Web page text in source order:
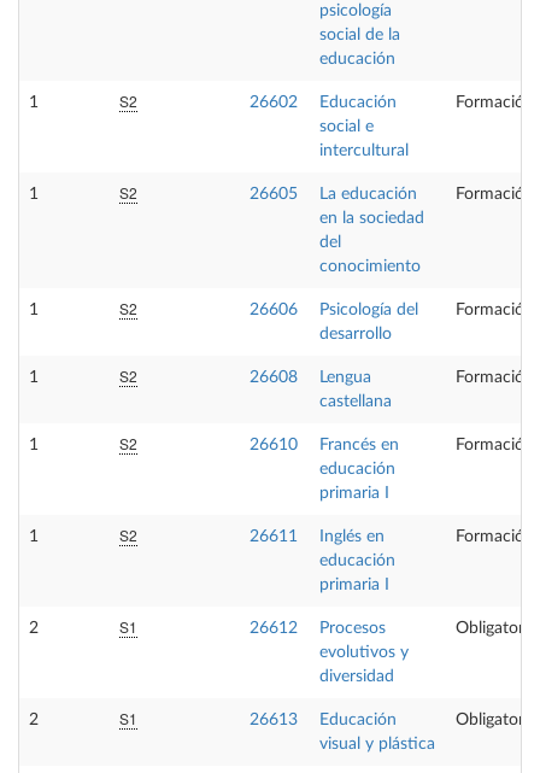
psicología
social de la
educación
1 S2 26602
Educación
social e
intercultural
Formación
1 S2 26605
La educación
en la sociedad
del
conocimiento
Formación
1 S2 26606
Psicología del
desarrollo
Formación
1 S2 26608
Lengua
castellana
Formación
1 S2 26610
Francés en
educación
primaria I
Formación
1 S2 26611
Inglés en
educación
primaria I
Formación
2 S1 26612
Procesos
evolutivos y
diversidad
Obligatoria
2 S1 26613
Educación
visual y plástica
Obligatoria